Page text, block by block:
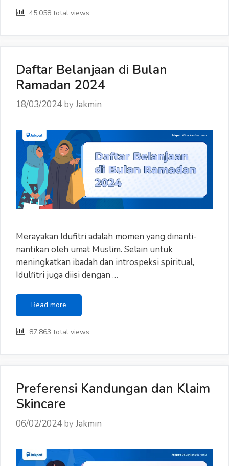
Paling
45,058 total views
Daftar Belanjaan di Bulan
Ramadan 2024
18/03/2024 byJakmin
Merayakan Idufitri adalah momen yang dinanti-
nantikan oleh umat Muslim. Selain untuk
meningkatkan ibadah dan introspeksi spiritual,
Idulfitri juga diisi dengan …
Read more
Belanjaan
Bulan
87,863 total views
Preferensi Kandungan dan Klaim
Skincare
06/02/2024 byJakmin